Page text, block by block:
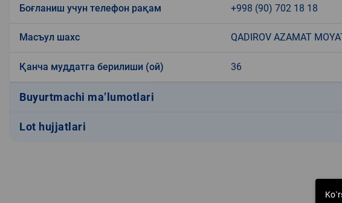
Боғланиш учун телефон рақам +998 (90) 702 18 18
Масъул шахс QADIROV AZAMAT
Қанча муддатга берилиши (ой) 36
Buyurtmachi ma’lumotlari
Lot hujjatlari